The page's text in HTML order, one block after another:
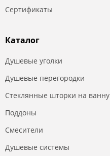
Сертификаты
Каталог
Душевые уголки
Душевые перегородки
Стеклянные шторки на ванну
Поддоны
Смесители
Душевые системы